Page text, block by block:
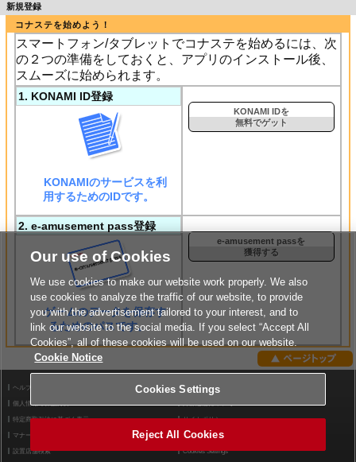
新規登録
コナステを始めよう！
スマートフォン/タブレットでコナステを始めるには、次
の２つの準備をしておくと、アプリのインストール後、
スムーズに始められます。
1. KONAMI ID登録
KONAMIのサービスを利
用するためのIDです。
KONAMI IDを
無料でゲット
2. e-amusement pass登録
ゲームのデータを保存す
るためのパスです。
e-amusement passを
獲得する
ヘルプ
利用規約
個人情報等保護方針
外部送信について
特定商取引法に基づく表示
サイトポリシー
マナー＆ルール
お問い合わせ
設置店舗検索
Cookies Settings
Our use of Cookies
We use cookies to make our website work properly. We also
use cookies to analyze the traffic of our website, to provide
you with the advertisement tailored to your interest, and to
link our website to the social media. If you select “Accept All
Cookies”, all of these cookies will be used on our website.
Cookie Notice
Cookies Settings
Reject All Cookies